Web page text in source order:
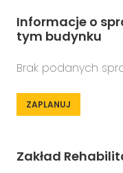
Informacje o
tym budynku
Brak podanych
ZAPLANUJ
Zakład